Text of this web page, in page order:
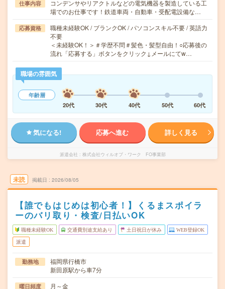
仕事内容
コンデンサやリアクトルなどの電気機器を製造している工
場でのお仕事です！鉄道車両・自動車・受配電設備な…
応募資格
職種未経験OK / ブランクOK / パソコンスキル不要 / 英語力
不要
＜未経験OK！＞＃学歴不問＃髪色・髪型自由！○応募後の
流れ「応募する」ボタンをクリック↓メールにてw…
職場の雰囲気
年齢層
20代
30代 40代 50代 60代
気になる! 応募へ進む 詳しく見る
派遣会社 株式会社ウィルオブ・ワーク FO事業部
未読 掲載日 2026/08/05
【誰でもはじめは初心者！】くるまスポイラ
ーのバリ取り・検査/日払いOK
職種未経験OK 交通費別途支給あり 土日祝日が休み WEB登録OK
派遣
勤務地
福岡県行橋市
新田原駅から車7分
曜日頻度 月～金